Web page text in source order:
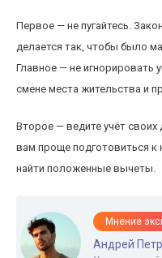
Первое — не пугайтесь.
делается так, чтобы было
Главное — не игнорировать
смене места жительства и
Второе — ведите учёт
вам проще подготовиться к
найти положенные вычеты.
Мнение
Андрей